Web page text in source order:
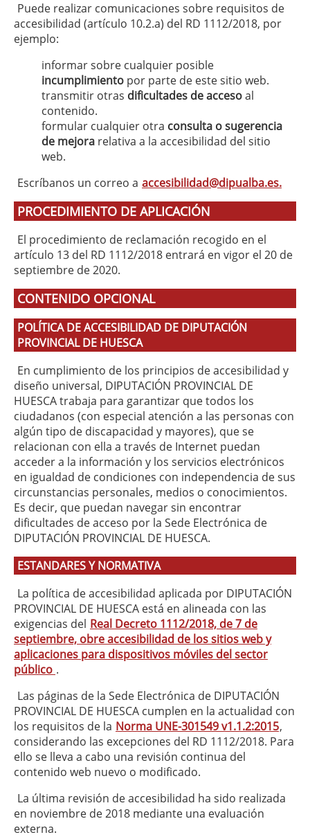
Puede realizar comunicaciones sobre requisitos de
accesibilidad (artículo 10.2.a) del RD 1112/2018, por
ejemplo:
informar sobre cualquier posible
incumplimiento por parte de este sitio web.
transmitir otras dificultades de accesoal
contenido.
formular cualquier otra consulta o sugerencia
de mejora relativa a la accesibilidad del sitio
web.
Escríbanos un correo a accesibilidad@dipualba.es.
PROCEDIMIENTO DE APLICACIÓN
El procedimiento de reclamación recogido en el
artículo 13 del RD 1112/2018 entrará en vigor el 20 de
septiembre de 2020.
CONTENIDO OPCIONAL
POLÍTICA DE ACCESIBILIDAD DE DIPUTACIÓN
PROVINCIAL DE HUESCA
En cumplimiento de los principios de accesibilidad y
diseño universal, DIPUTACIÓN PROVINCIAL DE
HUESCA trabaja para garantizar que todos los
ciudadanos (con especial atención a las personas con
algún tipo de discapacidad y mayores), que se
relacionan con ella a través de Internet puedan
acceder a la información y los servicios electrónicos
en igualdad de condiciones con independencia de sus
circunstancias personales, medios o conocimientos.
Es decir, que puedan navegar sin encontrar
dificultades de acceso por la Sede Electrónica de
DIPUTACIÓN PROVINCIAL DE HUESCA.
ESTANDARES Y NORMATIVA
La política de accesibilidad aplicada por DIPUTACIÓN
PROVINCIAL DE HUESCA está en alineada con las
exigencias del Real Decreto 1112/2018, de 7 de
septiembre, obre accesibilidad de los sitios web y
aplicaciones para dispositivos móviles del sector
público .
Las páginas de la Sede Electrónica de DIPUTACIÓN
PROVINCIAL DE HUESCA cumplen en la actualidad con
los requisitos de la Norma UNE-301549 v1.1.2:2015,
considerando las excepciones del RD 1112/2018. Para
ello se lleva a cabo una revisión continua del
contenido web nuevo o modificado.
La última revisión de accesibilidad ha sido realizada
en noviembre de 2018 mediante una evaluación
externa.